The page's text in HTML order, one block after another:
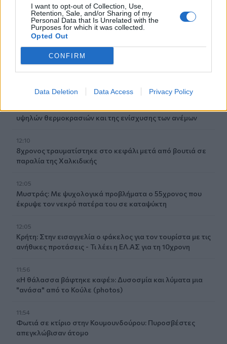
I want to opt-out of Collection, Use,
Retention, Sale, and/or Sharing of my
Personal Data that Is Unrelated with the
Purposes for which it was collected.
Opted Out
CONFIRM
Data Deletion Data Access Privacy Policy
Οι «αγκαζαρισμένες» ξαπλώστρες στις παραλίες
Δήμος Βιάννου: Χιλιάδες επισκέπτες κάθε ηλικίας στην
8η Γιορτή Μπανάνας
υψηλών θερμοκρασιών και της ενίσχυσης των ανέμων
12:10
8χρονος τραυματίστηκε στο κεφάλι μετά από βουτιά σε
παραλία της Χαλκιδικής
12:05
Μυστράς: Με ψυχολογικά προβλήματα ο 55χρονος που
έκρυψε τον νεκρό πατέρα του σε καταψύκτη
12:05
Κρήτη: Στην εισαγγελία ο φάκελος για τον τουρίστα με τις
ανήθικες προτάσεις - Τι λέει η ΕΛ.ΑΣ για τη 10χρονη
11:56
«Η θάλασσα βάφτηκε καφέ»: Δυσοσμία και λύματα μια
"ανάσα" από το Κούλε (photos)
11:54
Φωτιά σε κτίριο στην Κουμουνδούρου: Πυροσβέστες
απεγκλώβισαν άτομο